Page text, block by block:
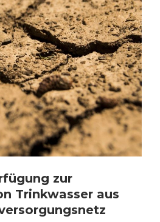
zur
Trinkwasser aus